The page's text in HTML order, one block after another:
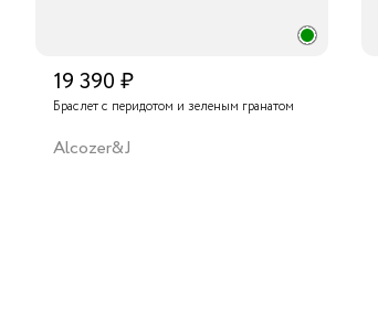
19 390 ₽
Браслет с перидотом и зеленым гранатом
Alcozer&J